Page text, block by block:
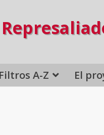
Filtros A-Z El